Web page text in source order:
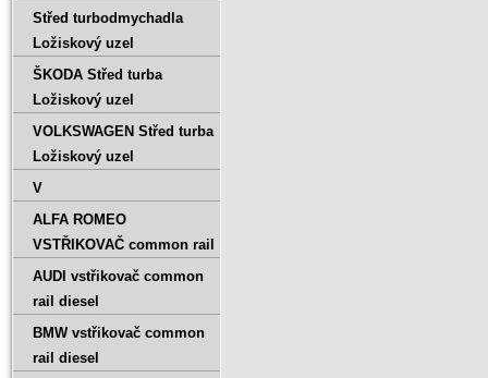
Střed turbodmychadla
Ložiskový uzel
ŠKODA Střed turba
Ložiskový uzel
VOLKSWAGEN Střed turba
Ložiskový uzel
V
ALFA ROMEO
VSTŘIKOVAČ common rail
AUDI vstřikovač common
rail diesel
BMW vstřikovač common
rail diesel